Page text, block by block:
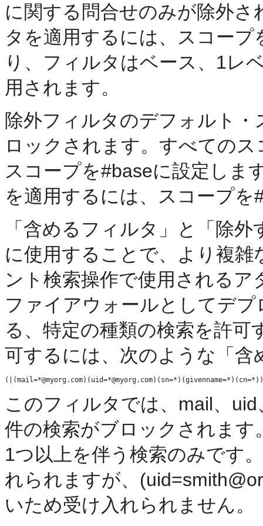
に関する問合せのみが除外
タを適用するには、スコー
り、フィルタはベース、1レ
用されます。
除外フィルタのデフォルト
ロックされます。すべての
スコープを#baseに設定しま
を適用するには、スコープを
「含めるフィルタ」と「除
に使用することで、より複
ント検索操作で使用される
ファイアウォールとしてデ
る、特定の種類の検索を許
可するには、次のような「
このフィルタでは、mail、
件の検索がブロックされま
1つ以上を伴う検索のみです
れられますが、
いため受け入れられません。